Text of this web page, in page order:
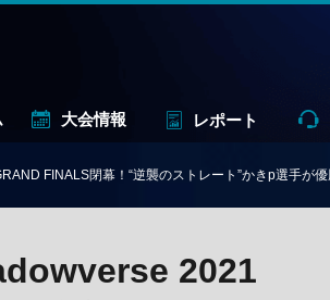
大会情報 レポート
FINALS閉幕！“逆襲のストレート”かきp選手が
2021